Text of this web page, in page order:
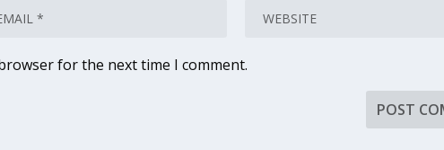
for the next time I comment.